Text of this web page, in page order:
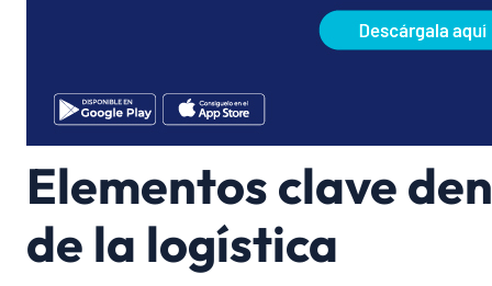
Elementos clave
de la logística